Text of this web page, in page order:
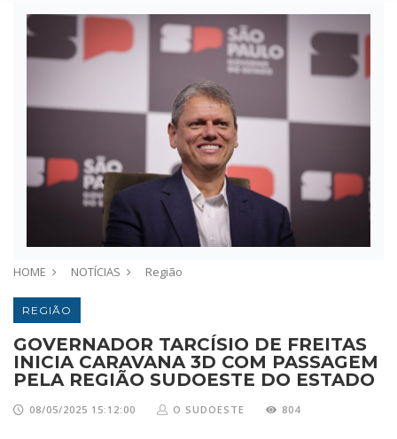
HOME NOTÍCIAS Região
REGIÃO
GOVERNADOR TARCÍSIO DE FREITAS
INICIA CARAVANA 3D COM PASSAGEM
PELA REGIÃO SUDOESTE DO ESTADO
08/05/2025 15:12:00 O SUDOESTE 804